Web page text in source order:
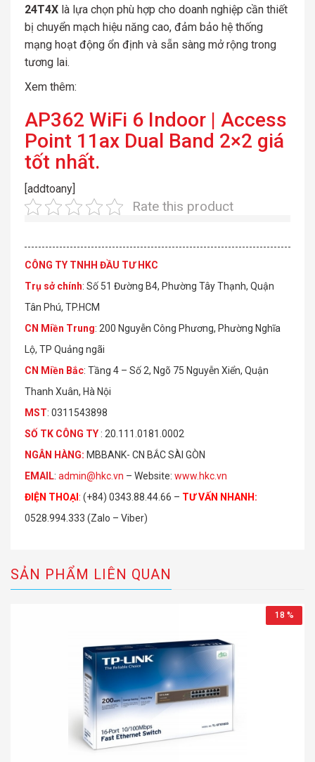
24T4X là lựa chọn phù hợp cho doanh nghiệp cần thiết
bị chuyển mạch hiệu năng cao, đảm bảo hệ thống
mạng hoạt động ổn định và sẵn sàng mở rộng trong
tương lai.
Xem thêm:
AP362 WiFi 6 Indoor | Access
Point 11ax Dual Band 2×2 giá
tốt nhất.
[addtoany]
Rate this product
CÔNG TY TNHH ĐẦU TƯ HKC
Trụ sở chính: Số 51 Đường B4, Phường Tây Thạnh, Quận
Tân Phú, TP.HCM
CN Miền Trung: 200 Nguyễn Công Phương, Phường Nghĩa
Lộ, TP Quảng ngãi
CN Miền Bắc: Tầng 4 – Số 2, Ngõ 75 Nguyễn Xiển, Quận
Thanh Xuân, Hà Nội
MST: 0311543898
SỐ TK CÔ NG TY : 20.111.0181.0002
NGÂN HÀNG: MBBANK- CN BẮC SÀI GÒN
EMAIL: admin@hkc.vn – Website: www.hkc.vn
ĐIỆN THOẠI : (+84) 0343.88.44.66 – TƯ VẤN NHANH :
0528.994.333 (Zalo – Viber)
SẢN PHẨM LIÊN QUAN
18 %